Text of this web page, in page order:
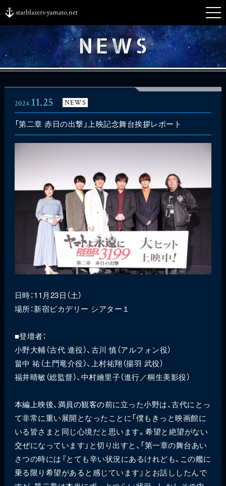
2024.11.25 NEWS
「第二章 赤日の出撃」上映記念舞台挨拶レポート
日時：11月23日（土）
場所：新宿ピカデリー シアター１
■登壇者：
小野大輔（古代 進役）、古川 慎（アルフォン役）
畠中 祐（土門竜介役）、上村祐翔（揚羽 武役）
福井晴敏（総監督）、中村繪里子（進行／桐生美影役）
本編上映後、満員の観客の前に立った小野は、古代にとっ
て非常に重い展開となったことに「僕もきっと映画館に
いる皆さまと同じ心境だと思います。希望と絶望がない
交ぜになっています」と切り出すと、「第一章の舞台あい
さつの時には『とても辛い状況にあるけれども、この艦に
乗る限り希望があると感じています』とお話ししたんで